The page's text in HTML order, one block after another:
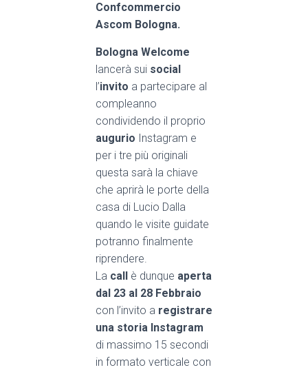
Confcommercio
Ascom Bologna.
Bologna Welcome
lancerà sui social
l’invito a partecipare al
compleanno
condividendo il proprio
augurio Instagram e
per i tre più originali
questa sarà la chiave
che aprirà le porte della
casa di Lucio Dalla
quando le visite guidate
potranno finalmente
riprendere.
La call è dunque aperta
dal 23 al 28 Febbraio
con l’invito a registrare
una storia Instagram
di massimo 15 secondi
in formato verticale con